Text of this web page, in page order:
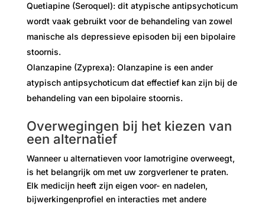
Quetiapine (Seroquel): dit atypische antipsychoticum
wordt vaak gebruikt voor de behandeling van zowel
manische als depressieve episoden bij een bipolaire
stoornis.
Olanzapine (Zyprexa): Olanzapine is een ander
atypisch antipsychoticum dat effectief kan zijn bij de
behandeling van een bipolaire stoornis.
Overwegingen bij het kiezen van
een alternatief
Wanneer u alternatieven voor lamotrigine overweegt,
is het belangrijk om met uw zorgverlener te praten.
Elk medicijn heeft zijn eigen voor- en nadelen,
bijwerkingenprofiel en interacties met andere